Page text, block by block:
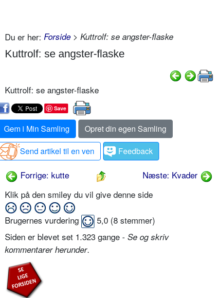
Du er her: Forside > Kuttrolf: se angster-flaske
Kuttrolf: se angster-flaske
Kuttrolf: se angster-flaske
Save
Gem i Min Samling
Opret din egen Samling
Send artikel til en ven
Feedback
Forrige: kutte
Næste: Kvader
Klik på den smiley du vil give denne side
Brugernes vurdering 5,0 (8 stemmer)
Siden er blevet set 1.323 gange - Se og skriv
kommentarer herunder.